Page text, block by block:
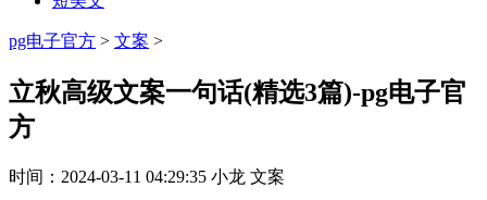
pg电子官方 > 文案 >
立秋高级文案一句话(精选3篇)-pg电子官
方
时间： 2024-03-11 04:29:35 小龙 文案